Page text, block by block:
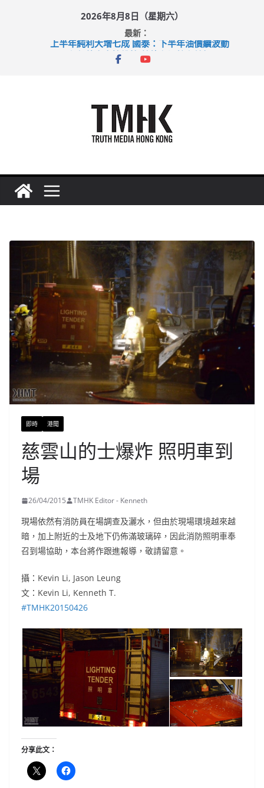
2026年8月8日（星期六）
最新：
上半年純利大增七成 國泰：下半年油價續波動
拜仁熱身賽挫維拉 啟德主場館奪錦標
即時 港聞
慈雲山的士爆炸 照明車到
場
26/04/2015 TMHK Editor - Kenneth
現場依然有消防員在場調查及灑水，但由於現場環境越來越
暗，加上附近的士及地下仍佈滿玻璃碎，因此消防照明車奉
召到場協助，本台將作跟進報導，敬請留意。
攝：Kevin Li, Jason Leung
文：Kevin Li, Kenneth T.
‪#‎TMHK20150426‬
分享此文：